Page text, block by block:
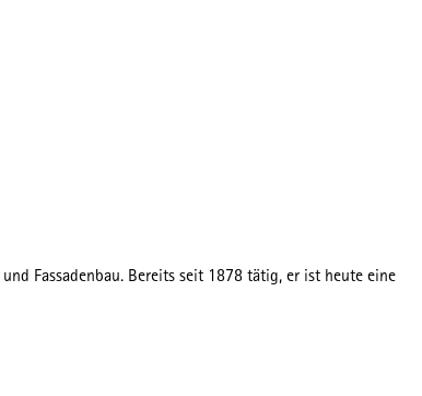
Fassadenbau. Bereits seit 1878 tätig, er ist heute eine